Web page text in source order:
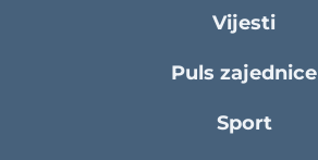
Vijesti
Puls zajednice
Sport